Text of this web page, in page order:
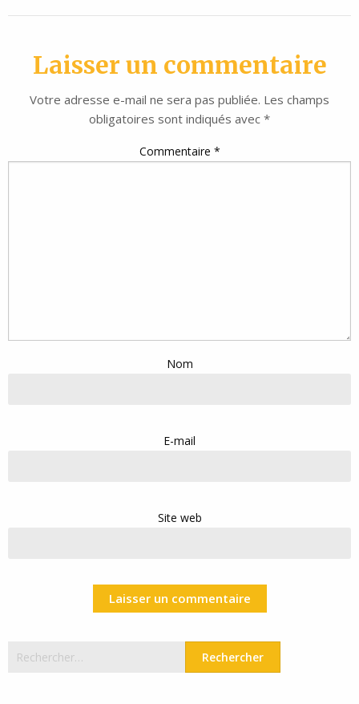
Laisser un commentaire
Votre adresse e-mail ne sera pas publiée. Les champs
obligatoires sont indiqués avec *
Commentaire *
Nom
E-mail
Site web
Rechercher :